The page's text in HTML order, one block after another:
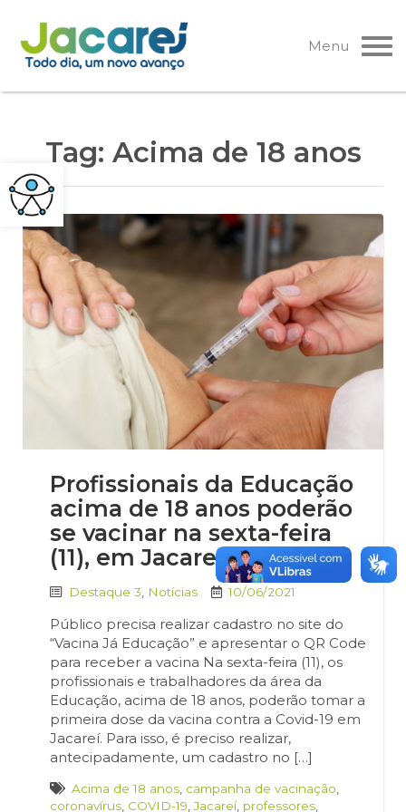
Pular
para
o
Menu
Tag: Acima de 18 anos
Profissionais da Educação
acima de 18 anos poderão
se vacinar na sexta-feira
(11), em Jacareí
Destaque 3 Notícias 10/06/2021
Público precisa realizar cadastro no site do
“Vacina Já Educação” e apresentar o QR Code
para receber a vacina Na sexta-feira (11), os
profissionais e trabalhadores da área da
Educação, acima de 18 anos, poderão tomar a
primeira dose da vacina contra a Covid-19 em
Jacareí. Para isso, é preciso realizar,
antecipadamente, um cadastro no […]
Acima de 18 anos campanha de vacinação
coronavírus COVID-19 ,Jacareí, professores